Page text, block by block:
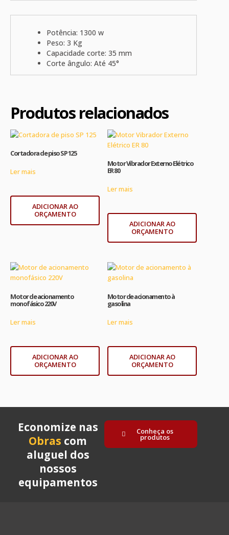
Potência: 1300 w
Peso: 3 Kg
Capacidade corte: 35 mm
Corte ângulo: Até 45°
Produtos relacionados
Cortadora de piso SP 125
Ler mais
ADICIONAR AO
ORÇAMENTO
Motor Vibrador Externo Elétrico
ER 80
Ler mais
ADICIONAR AO
ORÇAMENTO
Motor de acionamento
monofásico 220V
Ler mais
ADICIONAR AO
ORÇAMENTO
Motor de acionamento à
gasolina
Ler mais
ADICIONAR AO
ORÇAMENTO
Economize nas
Obras com
aluguel dos
nossos
equipamentos
Conheça os
produtos